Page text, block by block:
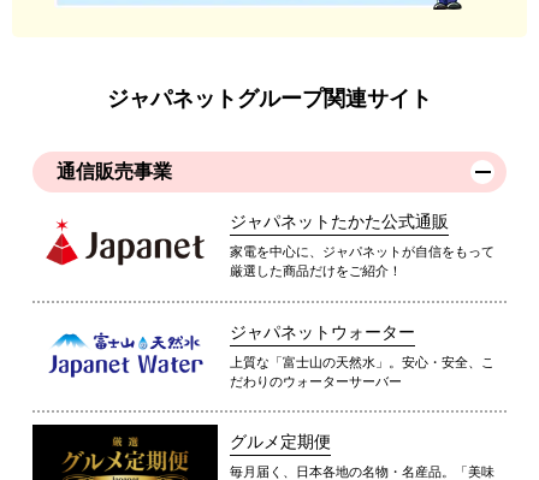
ジャパネットグループ関連サイト
通信販売事業
ジャパネットたかた公式通販
家電を中心に、ジャパネットが自信をもって
厳選した商品だけをご紹介！
ジャパネットウォーター
上質な「富士山の天然水」。安心・安全、こ
だわりのウォーターサーバー
グルメ定期便
毎月届く、日本各地の名物・名産品。「美味